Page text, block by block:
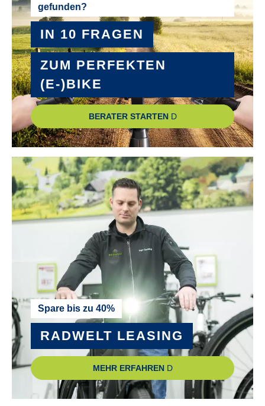
Mittelmotor
MOTOR-LEISTUNG :
85 Nm
MOTOR-TYP :
Pinion MGU E1.12
MOTOR-UNTERSTÜTZUNG :
bis 25 km/h
NABE VORDERRAD :
SHIMANO HB-TC500-15 CL
wellgo C-211
RADGRÖSSE :
28"
RAHMEN :
Aluminium
gefunden?
IN 10 FRAGEN
ZUM PERFEKTEN
(E-)BIKE
BERATER STARTEN
Spare bis zu 40%
RADWELT LEASING
MEHR ERFAHREN